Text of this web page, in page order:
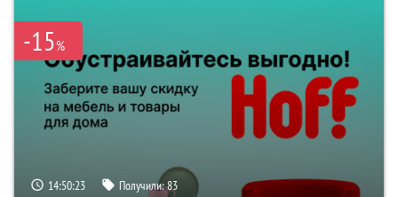
-15%
14:50:22 Получили:83